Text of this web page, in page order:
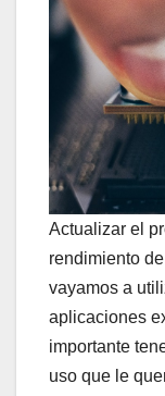
Actualizar el
rendimiento
vayamos a
aplicaciones
importante
uso que le